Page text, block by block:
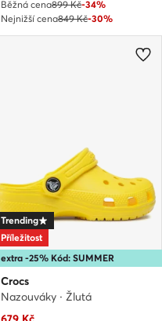
Běžná cena899 Kč-34%
Nejnižší cena849 Kč-30%
extra -25% Kód: SUMMER
Trending
Příležitost
Crocs
Nazouváky · Žlutá
Aktuální cena